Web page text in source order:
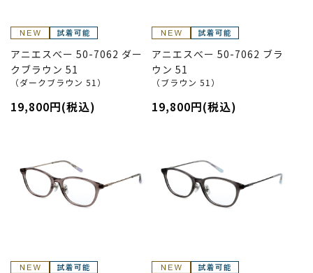
アニエスべー 50-7062 ダー
クブラウン 51
（ダークブラウン 51）
19,800円(税込)
アニエスべー 50-7062 ブラ
ウン 51
（ブラウン 51）
19,800円(税込)